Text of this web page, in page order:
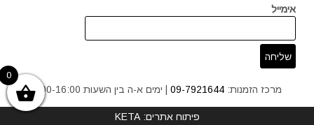
אימייל
מרכז הזמנות: 09-7921644 | ימים א-ה בין השעות 9:00-16:00
0
פיתוח אתרים: KETA